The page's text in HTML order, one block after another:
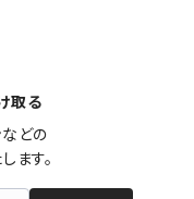
取る
どの
ます。